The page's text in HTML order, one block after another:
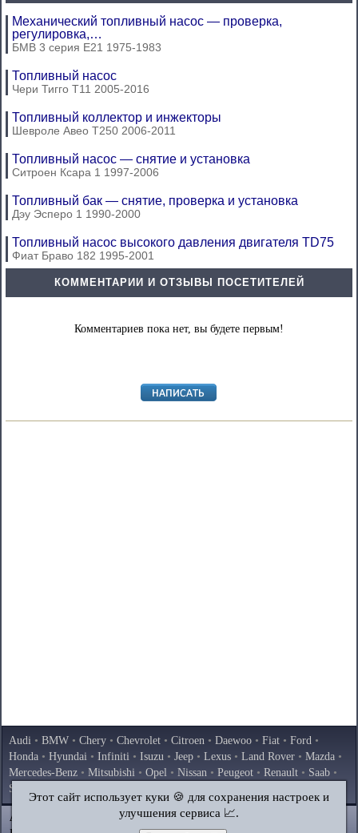
Механический топливный насос — проверка,
регулировка,…
БМВ 3 серия Е21 1975-1983
Топливный насос
Чери Тигго Т11 2005-2016
Топливный коллектор и инжекторы
Шевроле Авео Т250 2006-2011
Топливный насос — снятие и установка
Ситроен Ксара 1 1997-2006
Топливный бак — снятие, проверка и установка
Дэу Эсперо 1 1990-2000
Топливный насос высокого давления двигателя TD75
Фиат Браво 182 1995-2001
КОММЕНТАРИИ И ОТЗЫВЫ ПОСЕТИТЕЛЕЙ
Комментариев пока нет, вы будете первым!
Audi • BMW • Chery • Chevrolet • Citroen • Daewoo • Fiat • Ford •
Honda • Hyundai • Infiniti • Isuzu • Jeep • Lexus • Land Rover • Mazda •
Mercedes-Benz • Mitsubishi • Opel • Nissan • Peugeot • Renault • Saab •
Skoda
Volkswagen
AutoInstruction.ru © 2020–2026|Полная версия
Этот сайт использует куки 🍪 для сохранения настроек и
улучшения сервиса 📈.